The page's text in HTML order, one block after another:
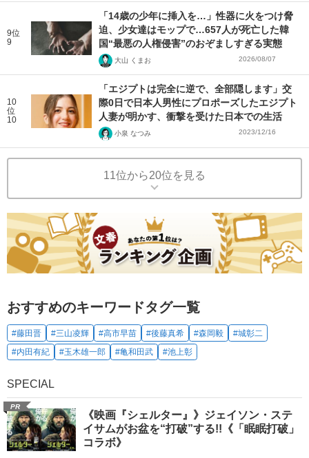
9位
9
「14歳の少年に挿入を…」性器に火をつけ脅
迫、少女達はモップで…657人が死亡した韓
国“最悪の人権侵害”のおぞましすぎる実態
大山 くまお 2026/08/07
10
位
10
「エジプトは完全に逆で、全部隠します」交
際0日で日本人男性にプロポーズしたエジプト
人妻が明かす、衝撃を受けた日本での生活
小泉 なつみ 2023/12/16
11位から20位を見る
おすすめのキーワードタグ一覧
#藤田晋 #三山凌輝 #高市早苗 #後藤真希 #森岡毅
#城彰二
#内田有紀
#玉木雄一郎 #亀和田武 #池上彰
SPECIAL
PR
《映画『シェルター』》ジェイソン・ステ
イサムがお盆を“打破”する!!《「眠眠打破」
コラボ》